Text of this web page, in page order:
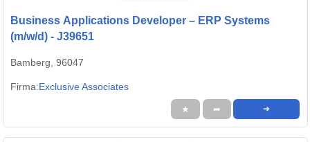
Business Applications Developer – ERP Systems
(m/w/d) - J39651
Bamberg, 96047
Firma:Exclusive Associates
★ ➦ ➜